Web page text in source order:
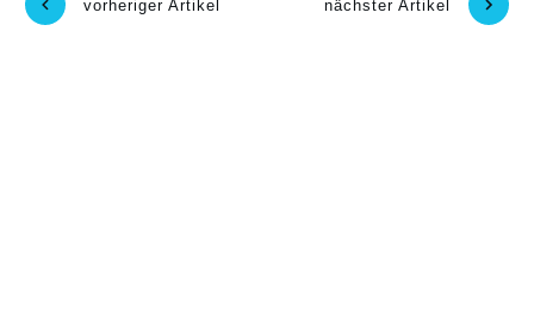
vorheriger Artikel nächster Artikel